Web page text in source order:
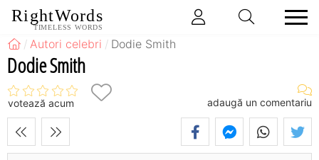
RightWords
TIMELESS WORDS
Autori celebri Dodie Smith
Dodie Smith
votează acum adaugă un comentariu